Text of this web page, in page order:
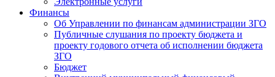
Финансы
Об Управлении по финансам администрации ЗГО
Публичные слушания по проекту бюджета и
проекту годового отчета об исполнении бюджета
ЗГО
Бюджет